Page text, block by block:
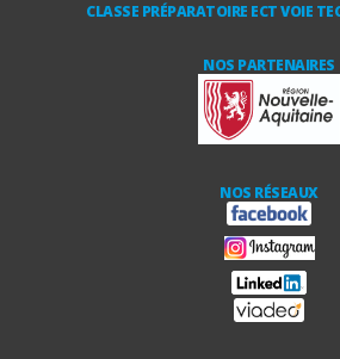
CLASSE PRÉPARATOIRE ECT VOIE
NOS PARTENAIRES
NOS RÉSEAUX